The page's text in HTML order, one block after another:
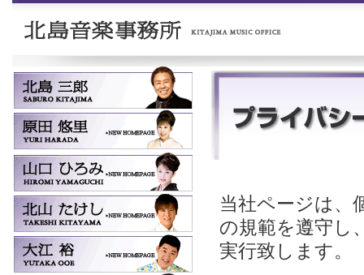
当社ページは、
の規範を遵守し
実行致します。